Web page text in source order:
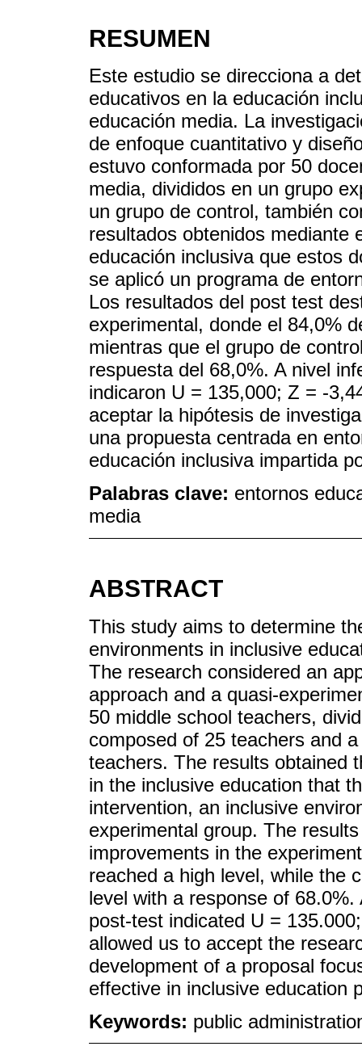
RESUMEN
Este estudio se direcciona a
educativos en la educación
educación media. La
de enfoque cuantitativo y
estuvo conformada por 50
media, divididos en un grupo
un grupo de control, también
resultados obtenidos mediante
educación inclusiva que estos
se aplicó un programa de
Los resultados del post test
experimental, donde el 84,0%
mientras que el grupo de
respuesta del 68,0%. A nivel
indicaron U = 135,000; Z = -
aceptar la hipótesis de
una propuesta centrada en
educación inclusiva impartida
Palabras clave: entornos
media
ABSTRACT
This study aims to determine
environments in inclusive
The research considered an
approach and a quasi-
50 middle school teachers,
composed of 25 teachers and
teachers. The results obtained
in the inclusive education that
intervention, an inclusive
experimental group. The
improvements in the
reached a high level, while the
level with a response of
post-test indicated U =
allowed us to accept the
development of a proposal
effective in inclusive education
Keywords: public